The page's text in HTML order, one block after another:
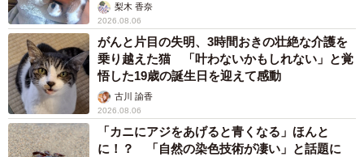
梨木 香奈
2026.08.06
がんと片目の失明、3時間おきの壮絶な介護を
乗り越えた猫 「叶わないかもしれない」と覚
悟した19歳の誕生日を迎えて感動
古川 諭香
2026.08.06
「カニにアジをあげると青くなる」ほんと
に！？ 「自然の染色技術が凄い」と話題に